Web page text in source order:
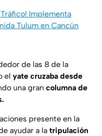
Tráfico! Implementa
Tulum en Cancún
de las 8 de la
el yate cruzaba desde
una gran columna de
presente en la
ayudar a la tripulación